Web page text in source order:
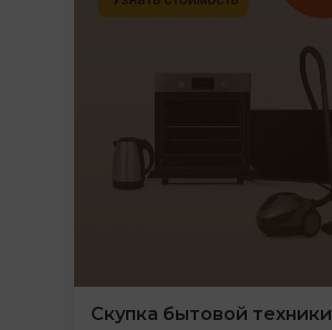
Скупка бытовой техники